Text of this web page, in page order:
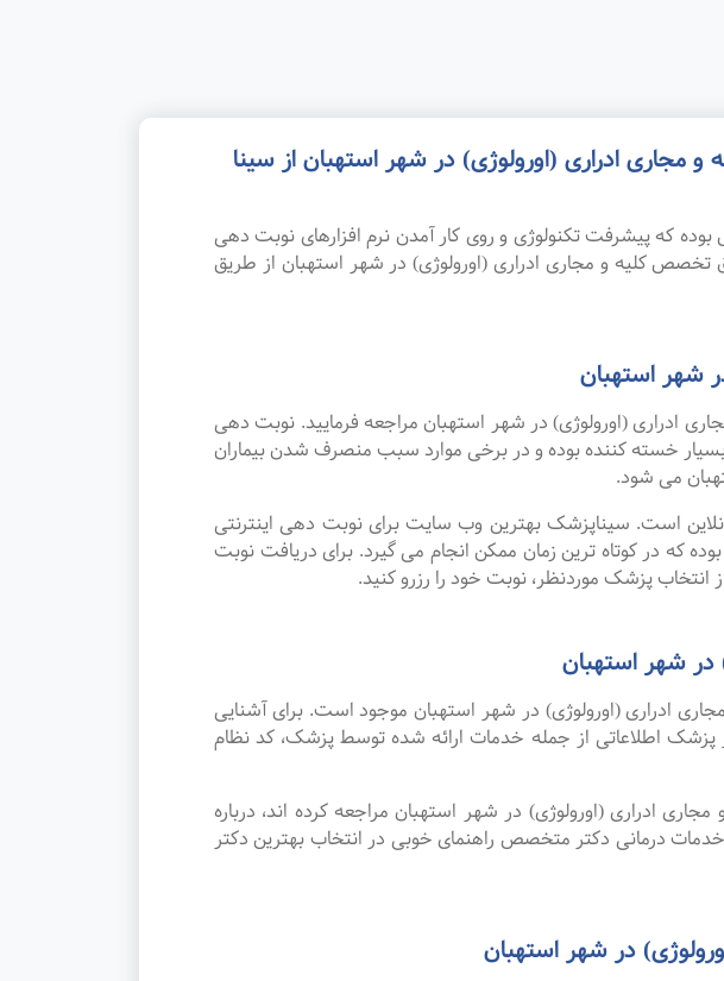
ادراری (اورولوژی) در شهر استهبان از سینا
که پیشرفت تکنولوژی و روی کار آمدن نرم افزارهای نوبت دهی
کلیه و مجاری ادراری (اورولوژی) در شهر استهبان از طریق
شهر استهبان
ادراری (اورولوژی) در شهر استهبان مراجعه فرمایید. نوبت دهی
خسته کننده بوده و در برخی موارد سبب منصرف شدن بیماران
می شود.
است. سیناپزشک بهترین وب سایت برای نوبت دهی اینترنتی
در کوتاه ترین زمان ممکن انجام می گیرد. برای دریافت نوبت
پزشک موردنظر، نوبت خود را رزرو کنید.
شهر استهبان
(اورولوژی) در شهر استهبان موجود است. برای آشنایی
پزشک اطلاعاتی از جمله خدمات ارائه شده توسط پزشک، کد نظام
ادراری (اورولوژی) در شهر استهبان مراجعه کرده اند، درباره
درمانی دکتر متخصص راهنمای خوبی در انتخاب بهترین دکتر
در شهر استهبان